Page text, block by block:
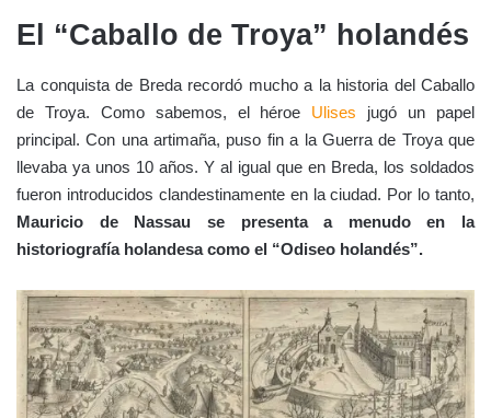
El “Caballo de Troya” holandés
La conquista de Breda recordó mucho a la historia del Caballo
de Troya. Como sabemos, el héroe Ulises jugó un papel
principal. Con una artimaña, puso fin a la Guerra de Troya que
llevaba ya unos 10 años. Y al igual que en Breda, los soldados
fueron introducidos clandestinamente en la ciudad. Por lo tanto,
Mauricio de Nassau se presenta a menudo en la
historiografía holandesa como el “Odiseo holandés”.